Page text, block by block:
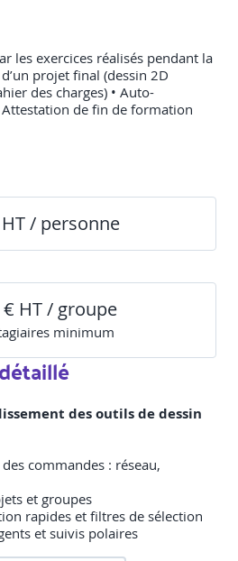
les exercices réalisés pendant la
projet final (dessin 2D
des charges) • Auto-
de fin de formation
/ personne
€ HT / groupe
s minimum
des outils de dessin
commandes : réseau,
et groupes
rapides et filtres de sélection
et suivis polaires